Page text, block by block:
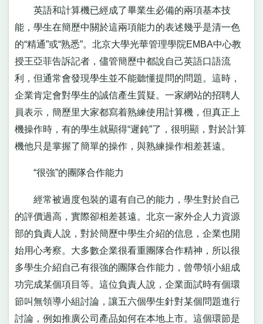
英語和計算機已經成了畢業生必備的兩項基本技
能，學生在簡歷中關於這兩項能力的表述幾乎是清一色
的“精通”或“熟悉”。北京大學光華管理學院EMBA中心教
授王亞菲告訴記者，儘管簡歷中都說自己英語口語流
利，但通常會發現學生並不能聽懂提問的問題。這時，
企業肯定會對學生的誠信產生質疑。一家網站的招聘人
員表示，簡歷里大家都寫着熟練使用計算機，但真正上
機操作時，有的學生就顯得“遲鈍”了，很明顯，對於計算
機他只是掌握了簡單的操作，與熟練操作相差甚遠。
“很強”的團隊合作能力
經常被過度包裝的還有自己的能力，學生對於自己
的評價過高，實際卻相差甚遠。北京一家外企人力資源
部的負責人說，對於簡歷中學生介紹的信息，企業也開
始用心考察。大多數企業很看重團隊合作精神，所以很
多學生介紹自己有很強的團隊合作能力，曾帶領小組成
功完成某個項目等。這位負責人說，企業面試時有個環
節叫無領導小組討論，讓五六個學生針對某個問題進行
討論，例如推廣公司產品如何在本地上市。這個環節是